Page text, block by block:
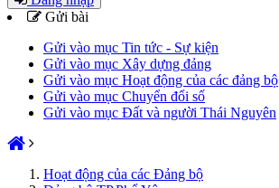
Gửi bài
Gửi vào mục Tin tức - Sự kiện
Gửi vào mục Xây dựng đảng
Gửi vào mục Hoạt động của các đảng bộ
Gửi vào mục Chuyển đổi số
Gửi vào mục Đất và người Thái Nguyên
Hoạt động của các Đảng bộ